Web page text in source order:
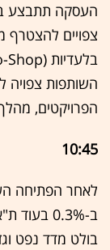
העסקה תתבצע
צפויים להצטרף
הפרויקטים,
10:45
בולט מדד נפט וגז